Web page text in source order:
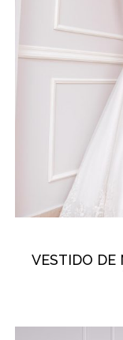
VESTIDO DE